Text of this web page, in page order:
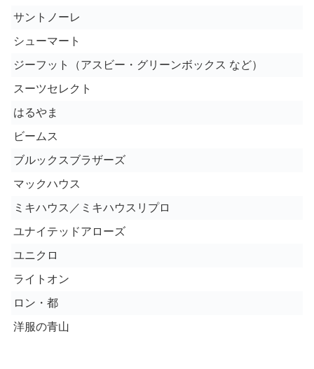
サントノーレ
シューマート
ジーフット（アスビー・グリーンボックス など）
スーツセレクト
はるやま
ビームス
ブルックスブラザーズ
マックハウス
ミキハウス／ミキハウスリプロ
ユナイテッドアローズ
ユニクロ
ライトオン
ロン・都
洋服の青山